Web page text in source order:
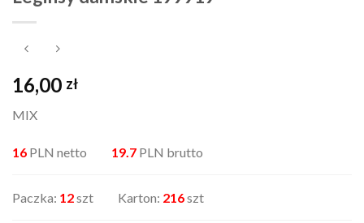
16,00 zł
MIX
16 PLN netto 19.7 PLN brutto
Paczka: 12szt Karton: 216szt